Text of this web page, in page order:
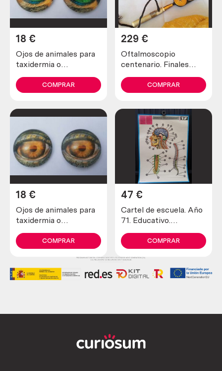
Ojos de animales para
taxidermia o
diámetro. Pareja.
18 €
COMPRAR
Oftalmoscopio
centenario. Finales
Morton. Old
ophthalmoscope.
229 €
COMPRAR
Ojos de animales para
taxidermia o
diámetro. Pareja.
18 €
COMPRAR
Cartel de escuela. Año
71. Educativo.
ESPINAL.
47 €
COMPRAR